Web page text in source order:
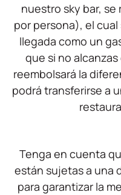
nuestro sky bar,
por persona), el cual
llegada como un
que si no
reembolsará la
podrá transferirse a
Tenga en cuenta
están sujetas a una
para garantizar la